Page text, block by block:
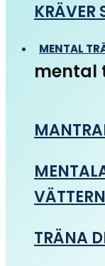
KRÄVER
MENTAL
mental
TRÄNA